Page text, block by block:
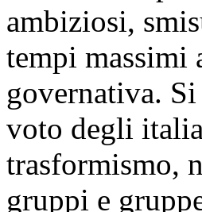
ambiziosi,
tempi massimi
governativa.
voto degli
trasformismo,
gruppi e